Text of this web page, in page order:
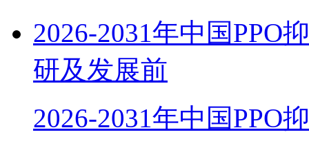
2026-2031年中国PPO
研及发展前
2026-2031年中国PPO